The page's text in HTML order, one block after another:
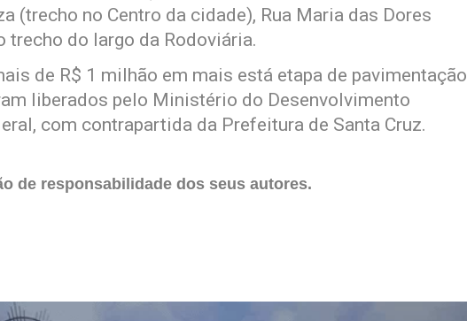
(trecho no Centro da cidade), Rua Maria das Dores
trecho do largo da Rodoviária.
de R$ 1 milhão em mais está etapa de pavimentação
liberados pelo Ministério do Desenvolvimento
com contrapartida da Prefeitura de Santa Cruz.
de responsabilidade dos seus autores.